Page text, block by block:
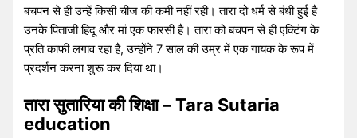
बचपन से ही उन्हें किसी चीज की कमी नहीं रही। तारा दो धर्म से बंधी हुई है
उनके पिताजी हिंदू और मां एक फारसी है। तारा को बचपन से ही एक्टिंग के
प्रति काफी लगाव रहा है, उन्होंने 7 साल की उम्र में एक गायक के रूप में
प्रदर्शन करना शुरू कर दिया था।
तारा सुतारिया की शिक्षा – Tara Sutaria
education